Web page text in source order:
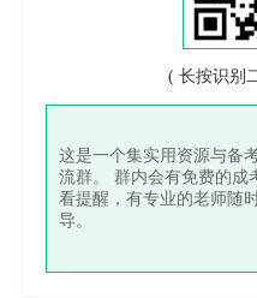
( 长按识别
这是一个集实用资源与备
流群。 群内会有免费的成
看提醒，有专业的老师随
导。